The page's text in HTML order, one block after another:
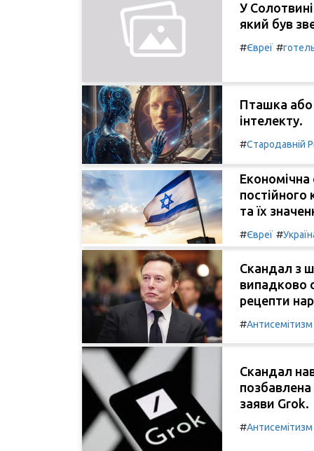
У
який був
#Євреї #
Пташка або
інтелекту.
#Стародавній
Економічна
постійного
та їх
#Євреї #
Скандал з
випадково
рецепти
#Антисемітизм
Скандал
позбавлена
заяви Grok.
#Антисемітизм